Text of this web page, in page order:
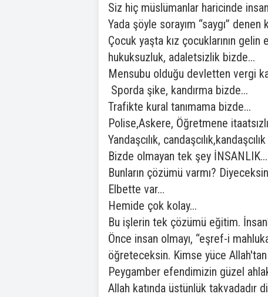
Siz hiç müslümanlar haricinde
Yada şöyle sorayım “saygı”
Çocuk yaşta kız çocuklarının
hukuksuzluk, adaletsizlik bizde...
Mensubu olduğu devletten vergi
Sporda şike, kandırma bizde...
Trafikte kural tanımama bizde...
Polise,Askere, Öğretmene
Yandaşcılık,
Bizde olmayan tek şey İNSANLIK...
Bunların çözümü varmı?
Elbette var...
Hemide çok kolay...
Bu işlerin tek çözümü eğitim.
Önce insan olmayı, “eşref-i
öğreteceksin. Kimse yüce
Peygamber efendimizin güzel
Allah katında üstünlük takvadadır